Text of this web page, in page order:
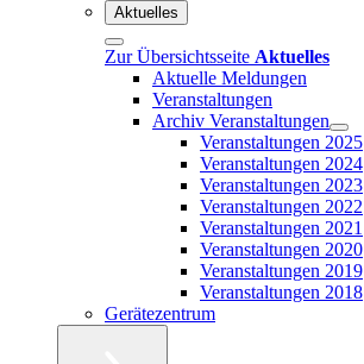
Aktuelles
Zur Übersichtsseite Aktuelles
Aktuelle Meldungen
Veranstaltungen
Archiv Veranstaltungen
Veranstaltungen 2025
Veranstaltungen 2024
Veranstaltungen 2023
Veranstaltungen 2022
Veranstaltungen 2021
Veranstaltungen 2020
Veranstaltungen 2019
Veranstaltungen 2018
Gerätezentrum